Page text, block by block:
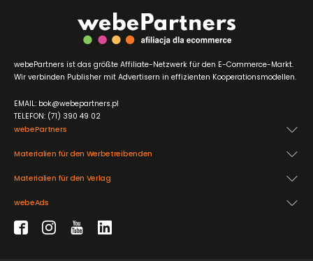
webePartners
Materialien für den Werbetreibenden
Materialien für den Verlag
webeAds
webePartners ist das größte Affiliate-Netzwerk für den E-Commerce-Markt.
Wir verbinden Publisher mit Advertisern in effizienten Kooperationsmodellen.
EMAIL: bok@webepartners.pl
TELEFON: (71) 390 49 02